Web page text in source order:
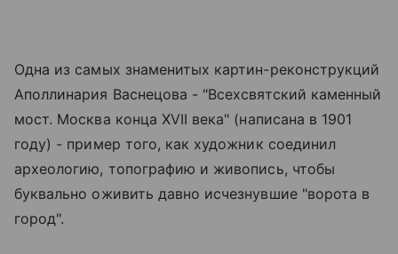
Одна из самых знаменитых картин-реконструкций
Аполлинария Васнецова - "Всехсвятский каменный
мост. Москва конца XVII века" (написана в 1901
году) - пример того, как художник соединил
археологию, топографию и живопись, чтобы
буквально оживить давно исчезнувшие "ворота в
город".